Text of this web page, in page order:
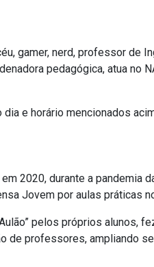
gamer, nerd, professor de
pedagógica, atua no
e horário mencionados
2020, durante a pandemia
Jovem por aulas práticas
pelos próprios alunos,
de professores, ampliando